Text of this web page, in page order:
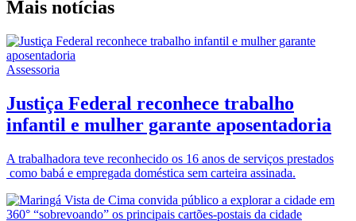
Mais notícias
Assessoria
Justiça Federal reconhece trabalho
infantil e mulher garante aposentadoria
A trabalhadora teve reconhecido os 16 anos de serviços prestados
como babá e empregada doméstica sem carteira assinada.